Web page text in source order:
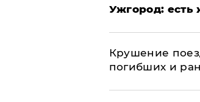
Ужгород: есть
Крушение
погибших и